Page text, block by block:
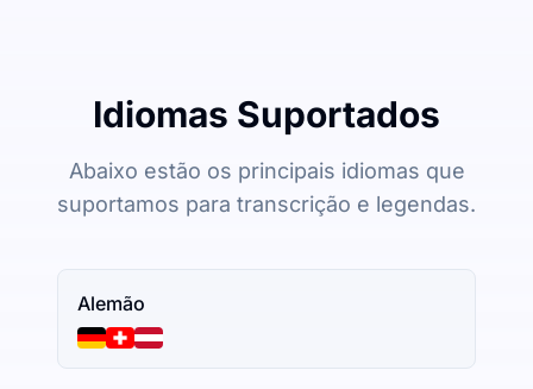
Idiomas Suportados
Abaixo estão os principais idiomas que
suportamos para transcrição e legendas.
Alemão